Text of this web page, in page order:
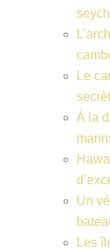
Le
À la
Un
Les